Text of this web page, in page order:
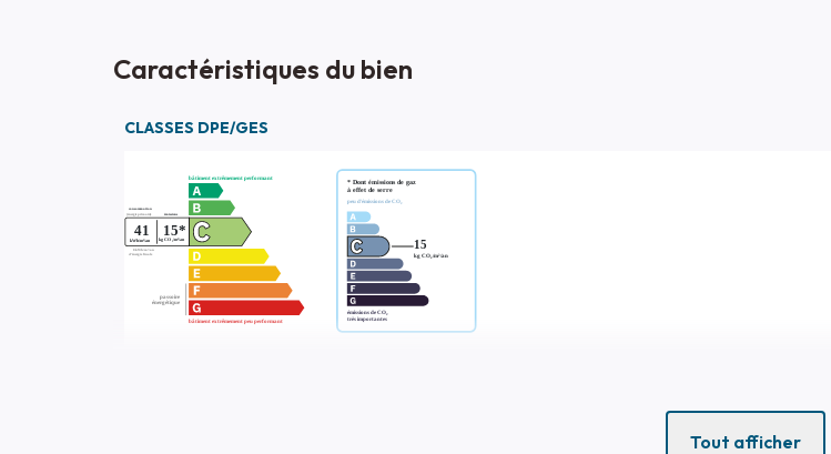
Caractéristiques du bien
CLASSES DPE/GES
Tout afficher